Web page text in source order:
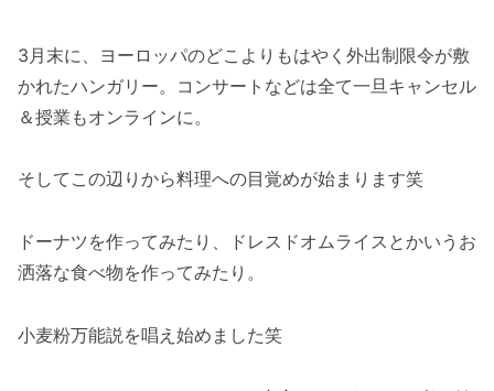
3月末に、ヨーロッパのどこよりもはやく外出制限令が敷
かれたハンガリー。コンサートなどは全て一旦キャンセル
＆授業もオンラインに。
そしてこの辺りから料理への目覚めが始まります笑
ドーナツを作ってみたり、ドレスドオムライスとかいうお
洒落な食べ物を作ってみたり。
小麦粉万能説を唱え始めました笑